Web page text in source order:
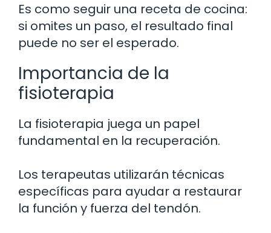
Es como seguir una receta de cocina:
si omites un paso, el resultado final
puede no ser el esperado.
Importancia de la
fisioterapia
La fisioterapia juega un papel
fundamental en la recuperación.
Los terapeutas utilizarán técnicas
específicas para ayudar a restaurar
la función y fuerza del tendón.